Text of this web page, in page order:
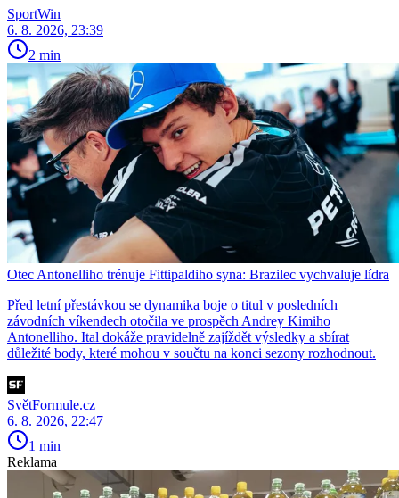
SportWin
6. 8. 2026, 23:39
2 min
Otec Antonelliho trénuje Fittipaldiho syna: Brazilec vychvaluje lídra
Před letní přestávkou se dynamika boje o titul v posledních
závodních víkendech otočila ve prospěch Andrey Kimiho
Antonelliho. Ital dokáže pravidelně zajíždět výsledky a sbírat
důležité body, které mohou v součtu na konci sezony rozhodnout.
SvětFormule.cz
6. 8. 2026, 22:47
1 min
Reklama